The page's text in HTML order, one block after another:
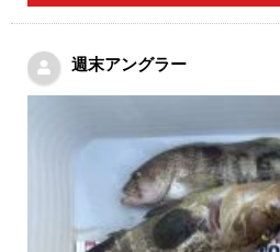
週末アングラー